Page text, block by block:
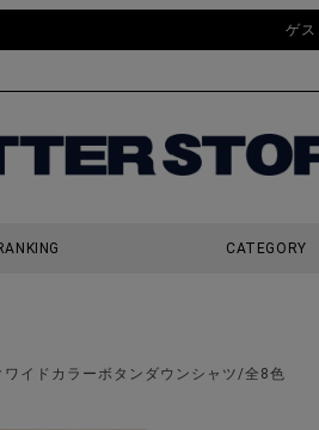
ゲス
CATEGORY
イドカラーボタンダウンシャツ/全8色